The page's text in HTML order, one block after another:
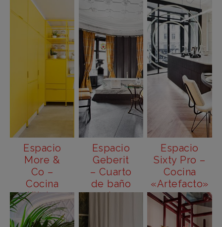
West
Salamanca
(The
Bathroom
Act)»
Prima»
Madrid
al Cielo»
Espacio
More &
Co –
Cocina
«Kitchen
for Life»
Espacio
Geberit
– Cuarto
de baño
«La
Espacio
Sixty Pro –
Cocina
«Artefacto»